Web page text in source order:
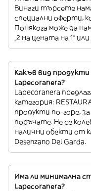
Винаги търсете
специални оферти,
Понякога може да
„2 на цената на 1“
Какъв вид
Lapecoranera?
Lapecoranera
категория:
продукти по-горе,
поръчате. Не се
налични обекти от
Desenzano Del Garda.
Има ли минимална
Lapecoranera?